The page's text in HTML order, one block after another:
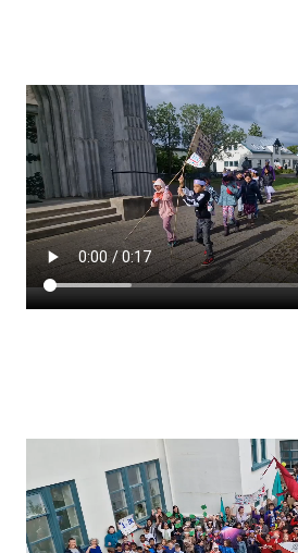
Stjórnendateymi
Skólareglur
Starfsáætlun
Frístund
Upplýsingar um innritun
Námsmat
Læsi
Lestrarheftin